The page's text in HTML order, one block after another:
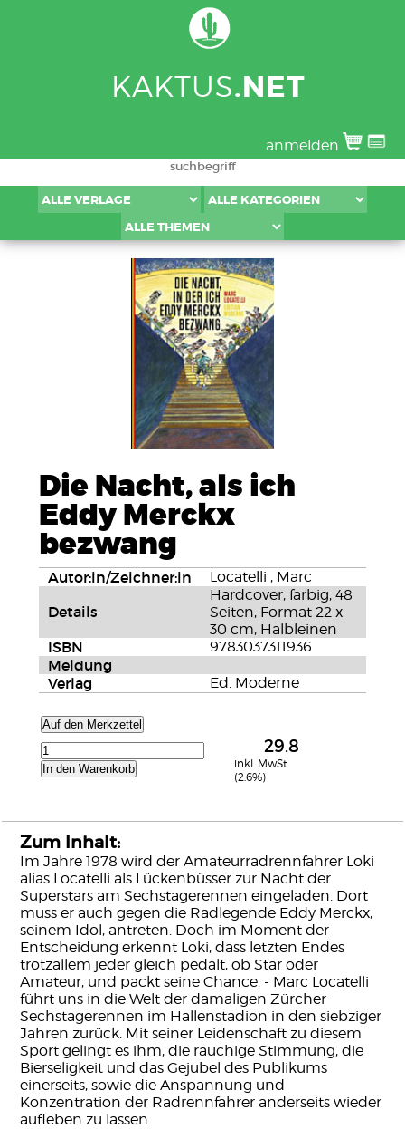
KAKTUS.NET
anmelden
Die Nacht, als ich
Eddy Merckx
bezwang
Autor:in/Zeichner:in Locatelli , Marc
Details
Hardcover, farbig, 48
Seiten, Format 22 x
30 cm, Halbleinen
ISBN 9783037311936
Meldung
Verlag
Ed. Moderne
Auf den Merkzettel
In den Warenkorb
29.8
inkl. MwSt
(2.6%)
Zum Inhalt:
Im Jahre 1978 wird der Amateurradrennfahrer Loki
alias Locatelli als Lückenbüsser zur Nacht der
Superstars am Sechstagerennen eingeladen. Dort
muss er auch gegen die Radlegende Eddy Merckx,
seinem Idol, antreten. Doch im Moment der
Entscheidung erkennt Loki, dass letzten Endes
trotzallem jeder gleich pedalt, ob Star oder
Amateur, und packt seine Chance. - Marc Locatelli
führt uns in die Welt der damaligen Zürcher
Sechstagerennen im Hallenstadion in den siebziger
Jahren zurück. Mit seiner Leidenschaft zu diesem
Sport gelingt es ihm, die rauchige Stimmung, die
Bierseligkeit und das Gejubel des Publikums
einerseits, sowie die Anspannung und
Konzentration der Radrennfahrer anderseits wieder
aufleben zu lassen.